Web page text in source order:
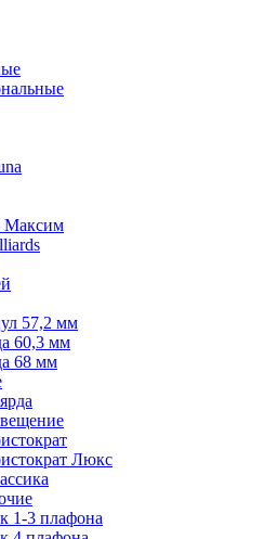
Максим
57,2 мм
60,3 мм
68 мм
Люкс
1-3 плафона